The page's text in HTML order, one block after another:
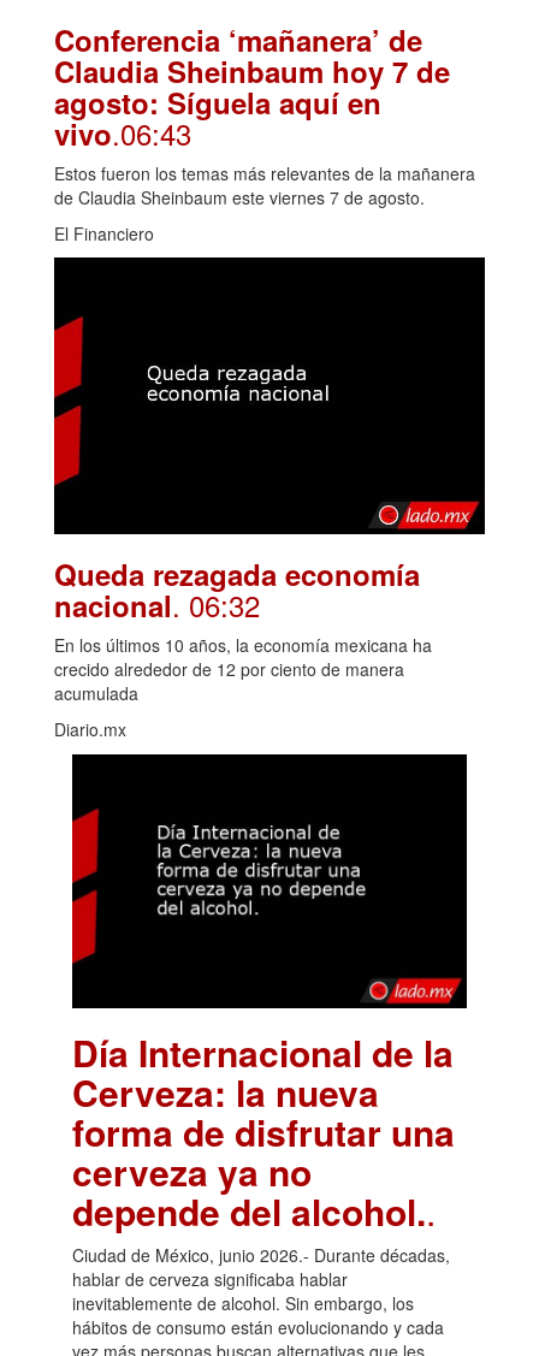
Conferencia ‘mañanera’ de
Claudia Sheinbaum hoy 7 de
agosto: Síguela aquí en
vivo.06:43
Estos fueron los temas más relevantes de la mañanera
de Claudia Sheinbaum este viernes 7 de agosto.
El Financiero
Queda rezagada economía
nacional. 06:32
En los últimos 10 años, la economía mexicana ha
crecido alrededor de 12 por ciento de manera
acumulada
Diario.mx
Día Internacional de la
Cerveza: la nueva
forma de disfrutar una
cerveza ya no
depende del alcohol..
Ciudad de México, junio 2026.- Durante décadas,
hablar de cerveza significaba hablar
inevitablemente de alcohol. Sin embargo, los
hábitos de consumo están evolucionando y cada